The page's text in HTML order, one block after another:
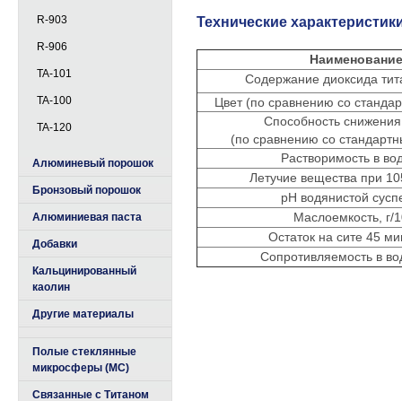
R-903
R-906
TA-101
TA-100
TA-120
Алюминевый порошок
Бронзовый порошок
Алюминиевая паста
Добавки
Кальцинированный
каолин
Другие материалы
Полые стеклянные
микросферы (МС)
Связанные с Титаном
Технические
Содержание диоксида
Цвет (по сравнению со
Способность снижения
(по сравнению со
Растворимость в
Летучие вещества при
pH водянистой
Маслоемкость, г/
Остаток на сите 45
Сопротивляемость в